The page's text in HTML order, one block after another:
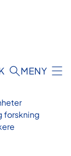
MENY
forskning